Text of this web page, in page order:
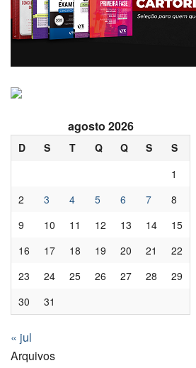
agosto 2026
D S T Q Q S
S
1
2
3 4 5 6 7
8
9
10 11 12 13 14
15
16
17 18 19 20 21
22
23
24 25 26 27 28
29
30
31
« jul
Arquivos